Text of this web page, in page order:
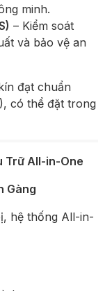
minh.
– Kiểm soát
và bảo vệ an
đạt chuẩn
có thể đặt trong
Trữ All-in-One
Gàng
hệ thống All-in-